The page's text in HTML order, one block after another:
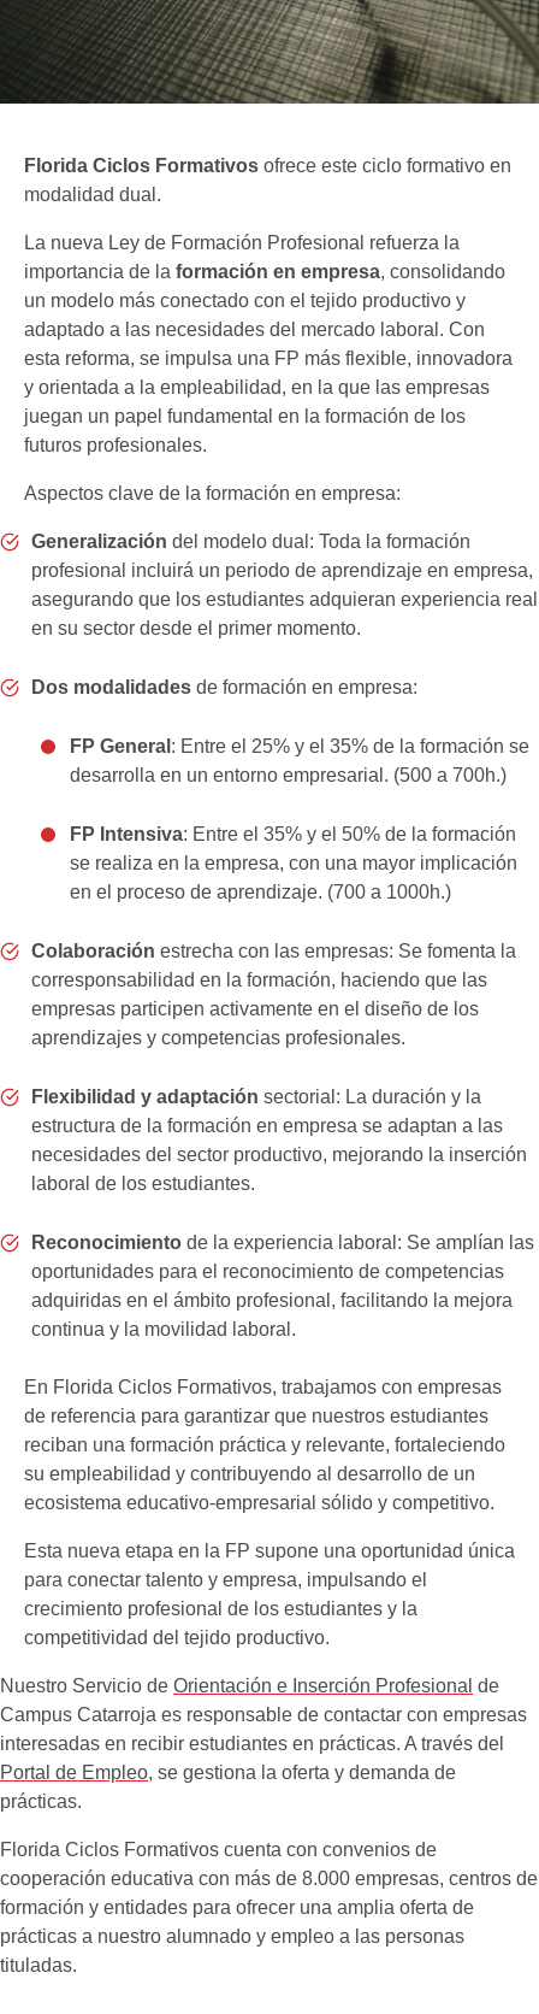
Florida Ciclos Formativos ofrece este ciclo formativo en
modalidad dual.
La nueva Ley de Formación Profesional refuerza la
importancia de la formación en empresa, consolidando
un modelo más conectado con el tejido productivo y
adaptado a las necesidades del mercado laboral. Con
esta reforma, se impulsa una FP más flexible, innovadora
y orientada a la empleabilidad, en la que las empresas
juegan un papel fundamental en la formación de los
futuros profesionales.
Aspectos clave de la formación en empresa:
Generalización del modelo dual: Toda la formación
profesional incluirá un periodo de aprendizaje en empresa,
asegurando que los estudiantes adquieran experiencia real
en su sector desde el primer momento.
Dos modalidades de formación en empresa:
FP General : Entre el 25% y el 35% de la formación se
desarrolla en un entorno empresarial. (500 a 700h.)
FP Intensiva: Entre el 35% y el 50% de la formación
se realiza en la empresa, con una mayor implicación
en el proceso de aprendizaje. (700 a 1000h.)
Colaboración estrecha con las empresas: Se fomenta la
corresponsabilidad en la formación, haciendo que las
empresas participen activamente en el diseño de los
aprendizajes y competencias profesionales.
Flexibilidad y adaptación sectorial: La duración y la
estructura de la formación en empresa se adaptan a las
necesidades del sector productivo, mejorando la inserción
laboral de los estudiantes.
Reconocimiento de la experiencia laboral: Se amplían las
oportunidades para el reconocimiento de competencias
adquiridas en el ámbito profesional, facilitando la mejora
continua y la movilidad laboral.
En Florida Ciclos Formativos, trabajamos con empresas
de referencia para garantizar que nuestros estudiantes
reciban una formación práctica y relevante, fortaleciendo
su empleabilidad y contribuyendo al desarrollo de un
ecosistema educativo-empresarial sólido y competitivo.
Esta nueva etapa en la FP supone una oportunidad única
para conectar talento y empresa, impulsando el
crecimiento profesional de los estudiantes y la
competitividad del tejido productivo.
Nuestro Servicio de Orientación e Inserción Profesional de
Campus Catarroja es responsable de contactar con empresas
interesadas en recibir estudiantes en prácticas. A través del
Portal de Empleo, se gestiona la oferta y demanda de
prácticas.
Florida Ciclos Formativos cuenta con convenios de
cooperación educativa con más de 8.000 empresas, centros de
formación y entidades para ofrecer una amplia oferta de
prácticas a nuestro alumnado y empleo a las personas
tituladas.